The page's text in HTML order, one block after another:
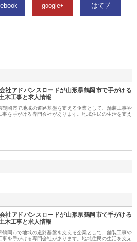
google+ はてブ
社アドバンスロードが山形県鶴岡市で手がける
木工事と求人情報
鶴岡市で地域の道路基盤を支える企業として、舗装工事や
事を手がける専門会社があります。地域住民の生活を支え
社アドバンスロードが山形県鶴岡市で手がける
木工事と求人情報
鶴岡市で地域の道路基盤を支える企業として、舗装工事や
事を手がける専門会社があります。地域住民の生活を支え